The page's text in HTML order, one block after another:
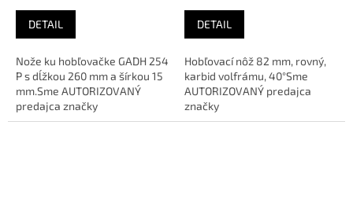
DETAIL
Nože ku hobľovačke GADH 254
P s dĺžkou 260 mm a šírkou 15
mm.Sme AUTORIZOVANÝ
predajca značky
DETAIL
Hobľovací nôž 82 mm, rovný,
karbid volfrámu, 40°Sme
AUTORIZOVANÝ predajca
značky